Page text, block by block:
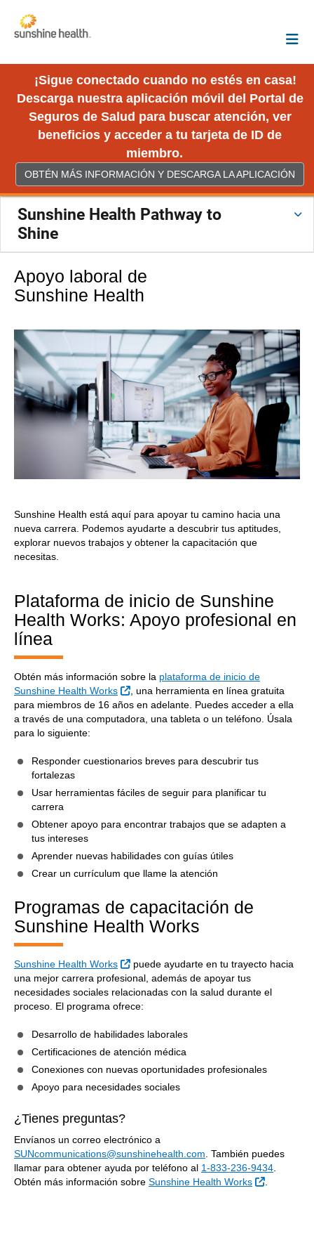
¡Sigue conectado cuando no estés en casa!
Descarga nuestra aplicación móvil del Portal de
Seguros de Salud para buscar atención, ver
beneficios y acceder a tu tarjeta de ID de
miembro.
OBTÉN MÁS INFORMACIÓN Y DESCARGA LA APLICACIÓN
Sunshine Health Pathway to
Shine
Apoyo laboral de
Sunshine Health
Sunshine Health está aquí para apoyar tu camino hacia una
nueva carrera. Podemos ayudarte a descubrir tus aptitudes,
explorar nuevos trabajos y obtener la capacitación que
necesitas.
Plataforma de inicio de Sunshine
Health Works: Apoyo profesional en
línea
Obtén más información sobre la plataforma de inicio de
Sunshine Health Works
Sitio Externo
, una herramienta en línea gratuita
para miembros de 16 años en adelante. Puedes acceder a ella
a través de una computadora, una tableta o un teléfono. Úsala
para lo siguiente:
Responder cuestionarios breves para descubrir tus
fortalezas
Usar herramientas fáciles de seguir para planificar tu
carrera
Obtener apoyo para encontrar trabajos que se adapten a
tus intereses
Aprender nuevas habilidades con guías útiles
Crear un currículum que llame la atención
Programas de capacitación de
Sunshine Health Works
Sunshine Health Works Sitio Externo
puede ayudarte en tu trayecto hacia
una mejor carrera profesional, además de apoyar tus
necesidades sociales relacionadas con la salud durante el
proceso. El programa ofrece:
Desarrollo de habilidades laborales
Certificaciones de atención médica
Conexiones con nuevas oportunidades profesionales
Apoyo para necesidades sociales
¿Tienes preguntas?
Envíanos un correo electrónico a
SUNcommunications@sunshinehealth.com . También puedes
llamar para obtener ayuda por teléfono al 1-833-236-9434
Obtén más información sobre Sunshine Health Works Sitio